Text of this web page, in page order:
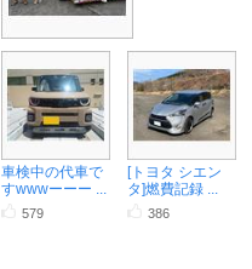
車検中の代車で
すwwwーーー ...
579
[トヨタ シエン
タ]燃費記録 ...
386